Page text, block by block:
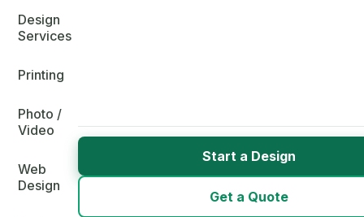
Design
Services
Printing
Photo /
Video
Web
Design
Start a Design
Get a Quote